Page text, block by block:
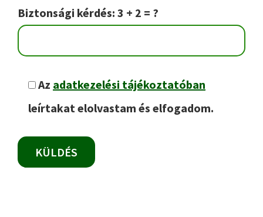
Biztonsági kérdés: 3 + 2 = ?
Az adatkezelési tájékoztatóban
leírtakat elolvastam és elfogadom.